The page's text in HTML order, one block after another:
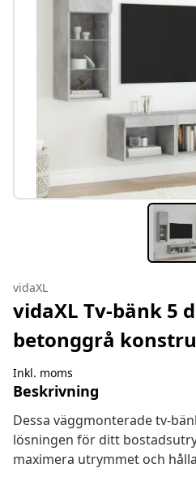
vidaXL
vidaXL Tv-bänk 5
betonggrå
Inkl. moms
Beskrivning
Dessa väggmonterade tv-
lösningen för ditt
maximera utrymmet och